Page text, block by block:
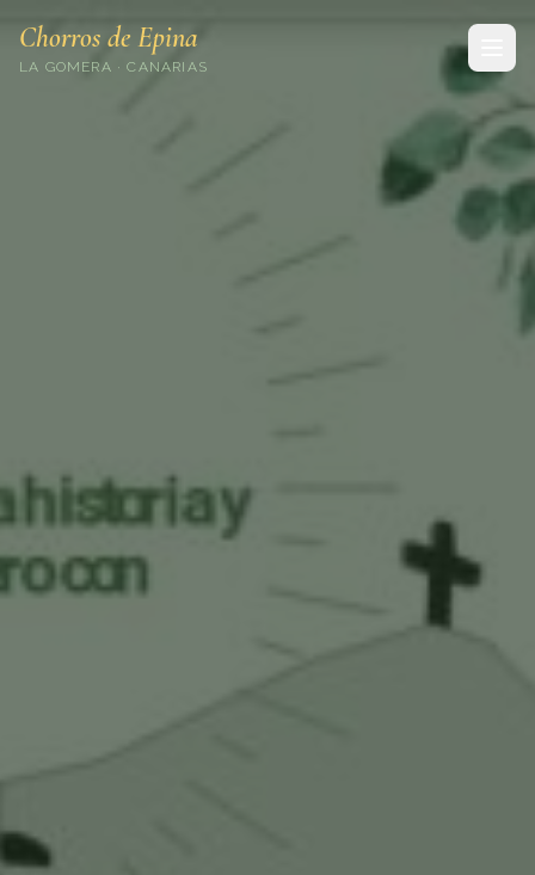
Chorros de Epina
LA GOMERA · CANARIAS